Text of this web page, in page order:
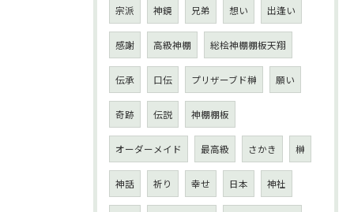
宗派 神鏡 兄弟 想い 出逢い
感謝 高級神棚 総桧神棚棚板天翔
伝承 口伝 プリザーブド榊 願い
奇跡 伝説 神棚棚板
オーダーメイド 最高級 さかき 榊
神話 祈り 幸せ 日本 神社